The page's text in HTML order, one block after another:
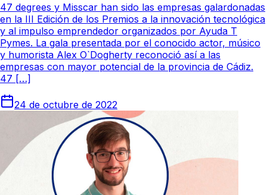
47 degrees y Misscar han sido las empresas galardonadas
en la III Edición de los Premios a la innovación tecnológica
y al impulso emprendedor organizados por Ayuda T
Pymes. La gala presentada por el conocido actor, músico
y humorista Alex O`Dogherty reconoció así a las
empresas con mayor potencial de la provincia de Cádiz.
47 […]
24 de octubre de 2022